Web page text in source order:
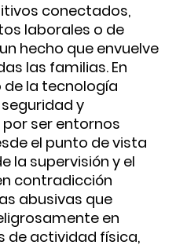
conectados,
laborales o de
hecho que envuelve
las familias. En
de la tecnología
y
ser entornos
el punto de vista
la supervisión y el
contradicción
abusivas que
en
de actividad física,